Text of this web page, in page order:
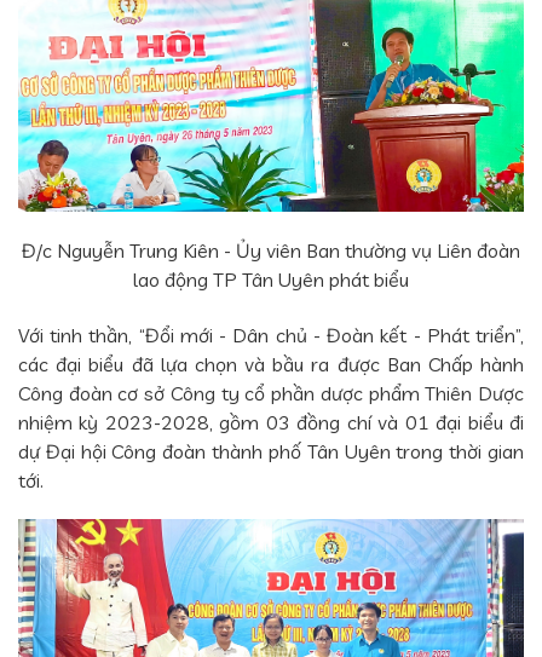
Đ/c Nguyễn Trung Kiên - Ủy viên Ban thường vụ Liên đoàn
lao động TP Tân Uyên phát biểu
Với tinh thần, “Đổi mới - Dân chủ - Đoàn kết - Phát triển”,
các đại biểu đã lựa chọn và bầu ra được Ban Chấp hành
Công đoàn cơ sở Công ty cổ phần dược phẩm Thiên Dược
nhiệm kỳ 2023-2028, gồm 03 đồng chí và 01 đại biểu đi
dự Đại hội Công đoàn thành phố Tân Uyên trong thời gian
tới.